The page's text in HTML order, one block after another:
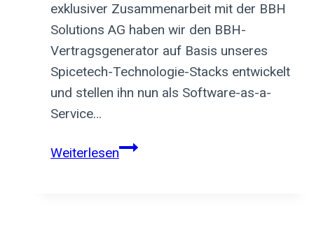
exklusiver Zusammenarbeit mit der BBH
Solutions AG haben wir den BBH-
Vertragsgenerator auf Basis unseres
Spicetech-Technologie-Stacks entwickelt
und stellen ihn nun als Software-as-a-
Service…
WeiterlesenMUSTERVERTRÄGE.